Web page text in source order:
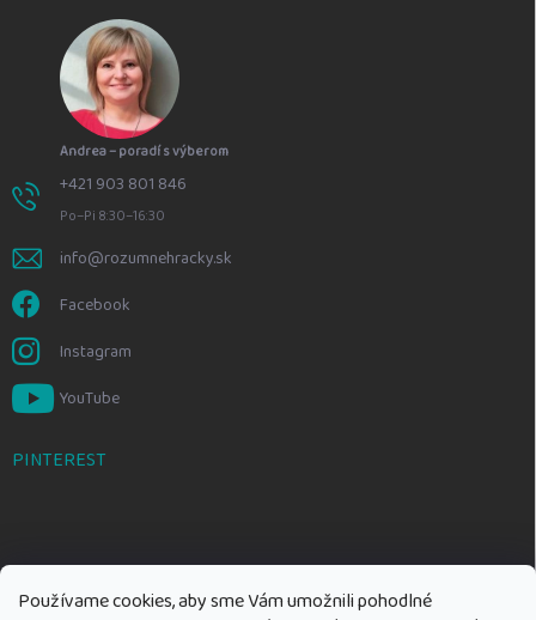
Používame cookies, aby sme Vám umožnili pohodlné
Andrea – poradí s výberom
+421 903 801 846
Po–Pi 8:30–16:30
info@rozumnehracky.sk
Facebook
Instagram
YouTube
PINTEREST